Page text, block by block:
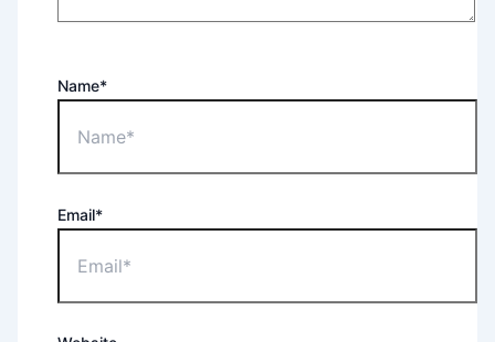
Name*
Email*